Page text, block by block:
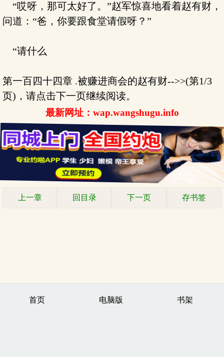
“哎呀，那可太好了。”赵军惊喜地看着赵有财，
问道：“爸，你要跟食堂请假呀？”
“请什么
第一百四十四章 .被赚进商会的赵有财-->>(第1/3
页)，请点击下一页继续阅读。
最新网址：wap.wangshugu.info
上一章 回目录 下一页 存书签
首页 电脑版 书架